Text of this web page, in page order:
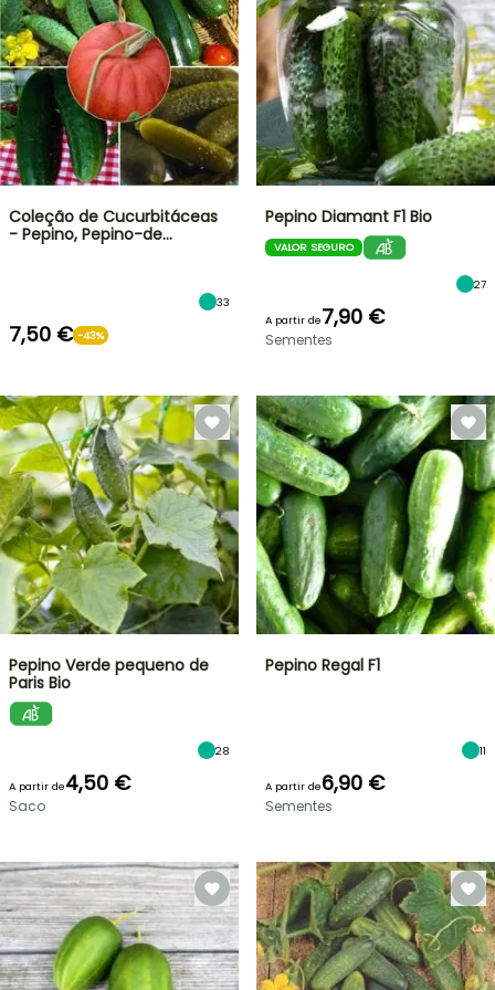
VENDAS
RELÂMPAGO
Coleção de Cucurbitáceas
- Pepino, Pepino-de…
33
7,50 € -43%
Pepino Diamant F1 Bio
VALOR SEGURO
27
A partir de7,90 €
Sementes
Pepino Verde pequeno de
Paris Bio
28
A partir de4,50 €
Saco
Pepino Regal F1
11
A partir de6,90 €
Sementes